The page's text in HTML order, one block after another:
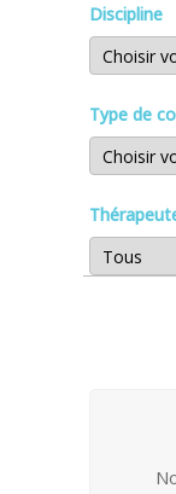
Discipline
Type de